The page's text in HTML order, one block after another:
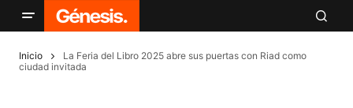
Inicio
La Feria del Libro 2025 abre sus puertas con Riad como
ciudad invitada